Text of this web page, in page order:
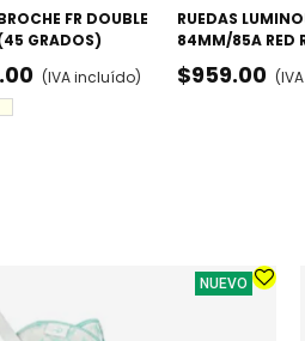
FR DOUBLE
GRADOS)
(IVA incluído)
RUEDAS
84MM/85A RED
PACK X4
$959.00
NUEVO